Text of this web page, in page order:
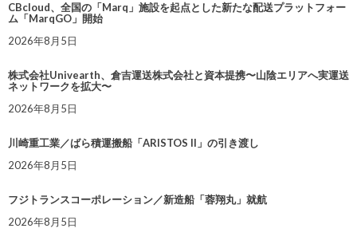
CBcloud、全国の「Marq」施設を起点とした新たな配送プラットフォー
ム「MarqGO」開始
2026年8月5日
株式会社Univearth、倉吉運送株式会社と資本提携〜山陰エリアへ実運送
ネットワークを拡大〜
2026年8月5日
川崎重工業／ばら積運搬船「ARISTOS II」の引き渡し
2026年8月5日
フジトランスコーポレーション／新造船「蓉翔丸」就航
2026年8月5日